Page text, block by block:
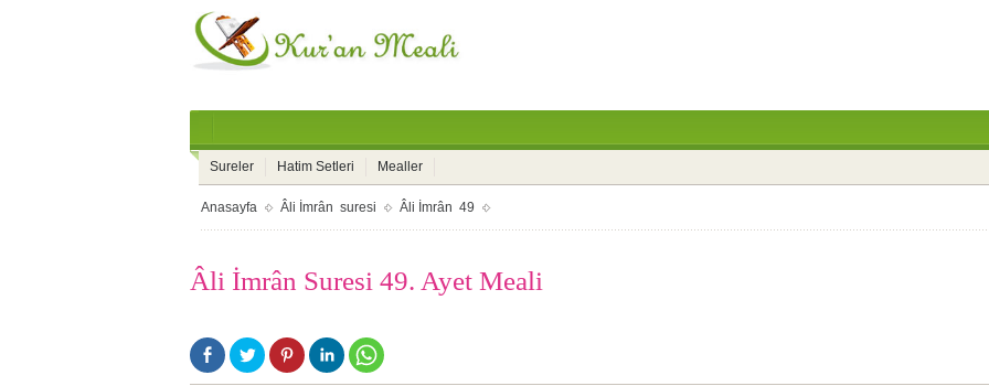
Sureler Hatim Setleri Mealler
Anasayfa Âli İmrân suresi Âli İmrân 49
Âli İmrân Suresi 49. Ayet Meali